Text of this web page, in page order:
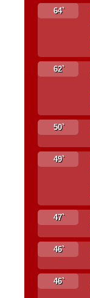
64`
62`
50`
49`
47`
46`
46`